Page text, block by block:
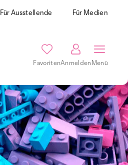
Für Ausstellende Für Medien
FavoritenAnmeldenMenü